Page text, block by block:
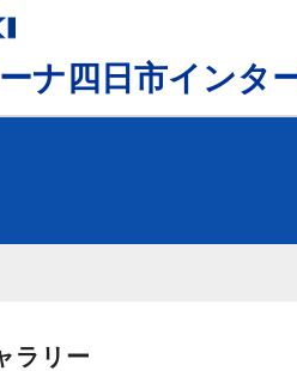
ナ四日市インタ
ラリー